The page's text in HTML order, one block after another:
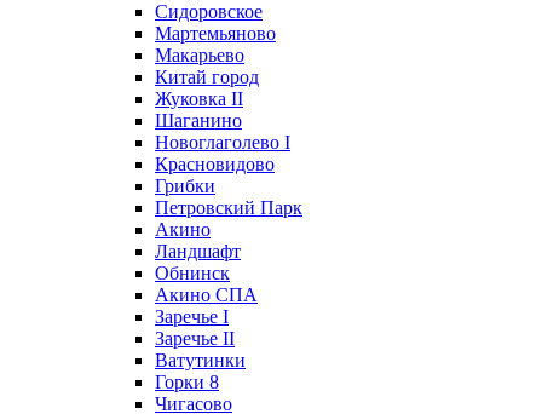
Сидоровское
Мартемьяново
Макарьево
Китай город
Жуковка II
Шаганино
Новоглаголево I
Красновидово
Грибки
Петровский Парк
Акино
Ландшафт
Обнинск
Акино СПА
Заречье I
Заречье II
Ватутинки
Горки 8
Чигасово